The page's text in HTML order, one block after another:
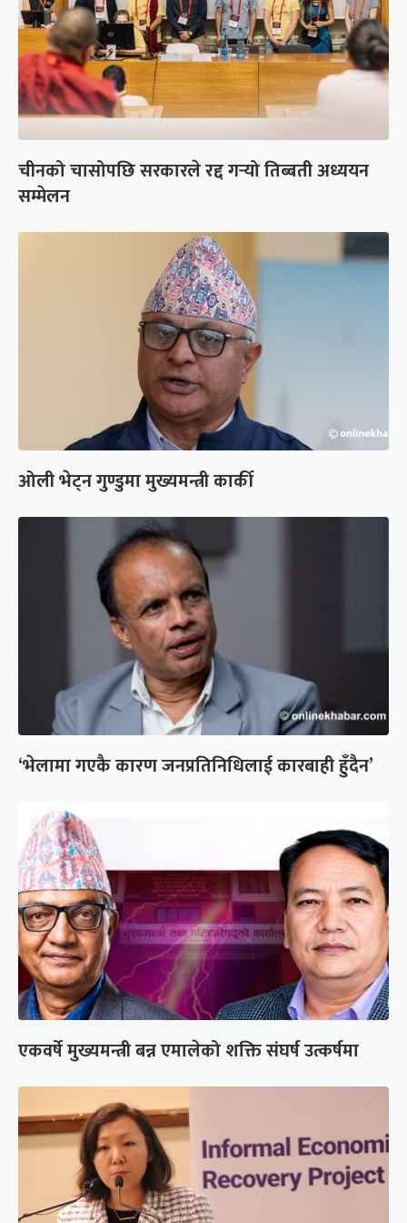
चीनको चासोपछि सरकारले रद्द गर्‍यो तिब्बती अध्ययन
सम्मेलन
ओली भेट्न गुण्डुमा मुख्यमन्त्री कार्की
‘भेलामा गएकै कारण जनप्रतिनिधिलाई कारबाही हुँदैन’
एकवर्षे मुख्यमन्त्री बन्न एमालेको शक्ति संघर्ष उत्कर्षमा